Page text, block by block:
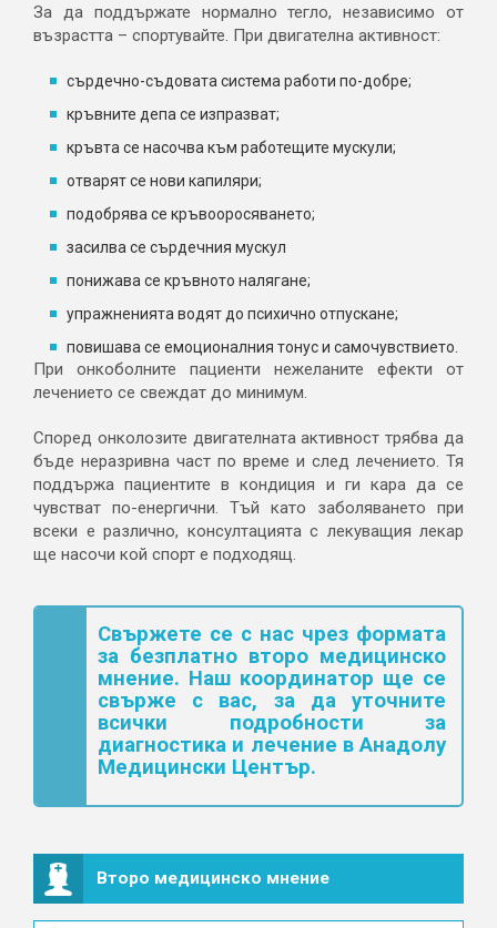
За да поддържате нормално тегло, независимо от
възрастта – спортувайте. При двигателна активност:
сърдечно-съдовата система работи по-добре;
кръвните депа се изпразват;
кръвта се насочва към работещите мускули;
отварят се нови капиляри;
подобрява се кръвооросяването;
засилва се сърдечния мускул
понижава се кръвното налягане;
упражненията водят до психично отпускане;
повишава се емоционалния тонус и самочувствието.
При онкоболните пациенти нежеланите ефекти от
лечението се свеждат до минимум.
Според онколозите двигателната активност трябва да
бъде неразривна част по време и след лечението. Тя
поддържа пациентите в кондиция и ги кара да се
чувстват по-енергични. Тъй като заболяването при
всеки е различно, консултацията с лекуващия лекар
ще насочи кой спорт е подходящ.
Свържете се с нас чрез формата
за безплатно второ медицинско
мнение. Наш координатор ще се
свърже с вас, за да уточните
всички подробности за
диагностика и лечение в Анадолу
Медицински Център.
Второ медицинско мнение